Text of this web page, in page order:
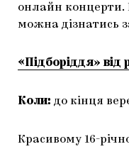
онлайн концерти.
можна дізнатись
«Підборіддя»
Коли: до кінця
Красивому 16-